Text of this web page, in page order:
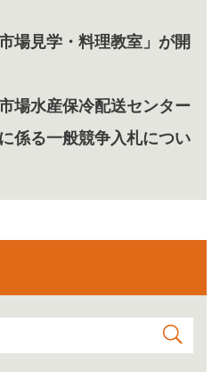
場見学・料理教室」が開
場水産保冷配送センター
係る一般競争入札につい